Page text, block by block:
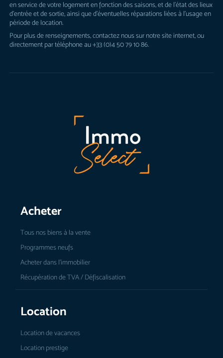
en service de votre logement en fonction des saisons, et de l’état des lieux
d’entrée et de sortie, ainsi que d’éventuelles réparations liées à l’usage en
période de location.
Pour plus de renseignements, contactez nous sur notre site internet, ou
directement par téléphone au +33 (0)4 50 79 10 86.
Acheter
Tous nos biens à la vente
Programmes neufs
Acheter dans l’immobilier
Récupération de TVA / Défiscalisation
Location
Location de vacances
Location prestige